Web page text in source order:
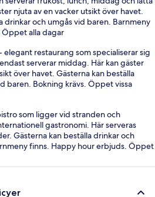
njuta av en vacker utsikt över havet.
drinkar och umgås vid baren. Barnmeny
Öppet alla dagar
elegant restaurang som specialiserar sig
serverar middag. Här kan gäster
över havet. Gästerna kan beställa
baren. Bokning krävs. Öppet vissa
som ligger vid stranden och
gastronomi. Här serveras
Gästerna kan beställa drinkar och
finns. Happy hour erbjuds. Öppet